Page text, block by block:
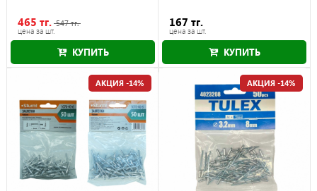
465 тг. 547 тг.
цена за шт.
Акция действует до 30.09.2026
КУПИТЬ
167 тг.
цена за шт.
КУПИТЬ
АКЦИЯ -14% АКЦИЯ -14%